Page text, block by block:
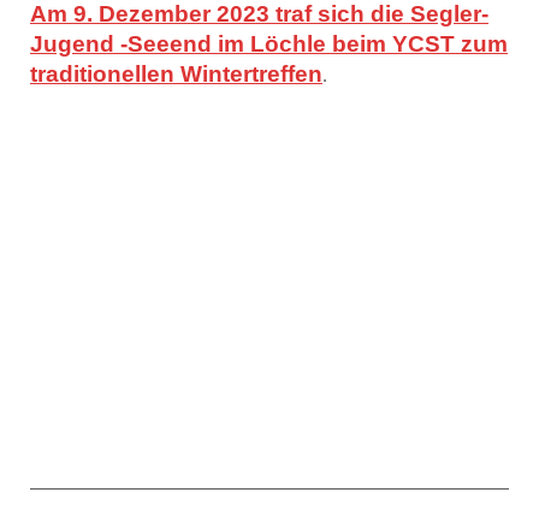
Am 9. Dezember 2023 traf sich die Segler-
Jugend -Seeend im Löchle beim YCST zum
traditionellen Wintertreffen.